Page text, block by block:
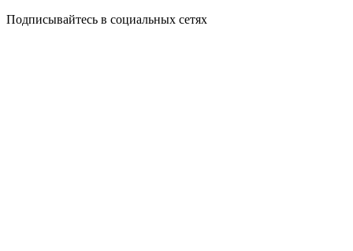
Подписывайтесь в социальных сетях